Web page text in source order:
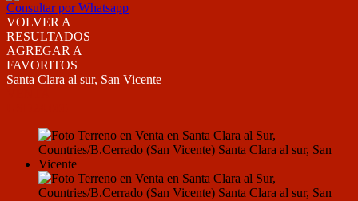
Consultar por Whatsapp
VOLVER A
RESULTADOS
AGREGAR A
FAVORITOS
Santa Clara al sur, San Vicente